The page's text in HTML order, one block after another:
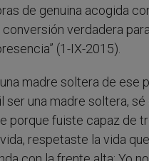
de genuina acogida
verdadera
(1-IX-2015).
madre soltera de ese
ser una madre soltera, sé
porque fuiste capaz de
respetaste la vida